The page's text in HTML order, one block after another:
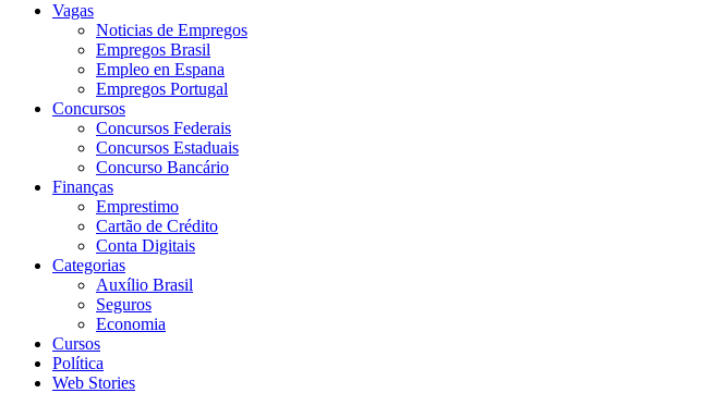
Vagas
Noticias de Empregos
Empregos Brasil
Empleo en Espana
Empregos Portugal
Concursos
Concursos Federais
Concursos Estaduais
Concurso Bancário
Finanças
Emprestimo
Cartão de Crédito
Conta Digitais
Categorias
Auxílio Brasil
Seguros
Economia
Cursos
Política
Web Stories